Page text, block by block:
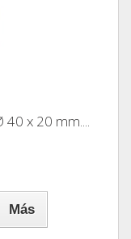
x 20 mm....
Más